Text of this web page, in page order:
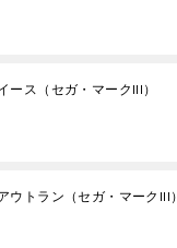
ース（セガ・マークIII）
ウトラン（セガ・マークIII）